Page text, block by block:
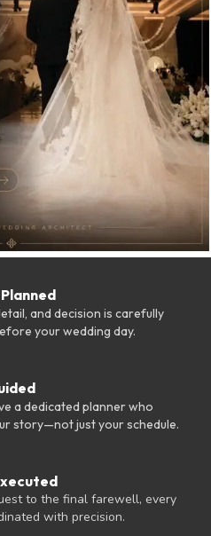
and decision is carefully
your wedding day.
a dedicated planner who
story—not just your schedule.
to the final farewell, every
with precision.